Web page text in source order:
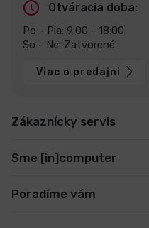
Otváracia doba:
Po - Pia: 9:00 - 18:00
So - Ne: Zatvorené
Viac o predajni
Zákaznícky servis
Sme [in]computer
Poradíme vám